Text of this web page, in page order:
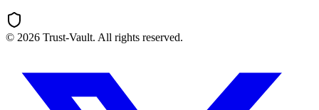
© 2026 Trust-Vault. All rights reserved.